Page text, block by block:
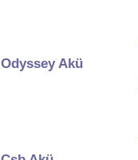
Odyssey Akü